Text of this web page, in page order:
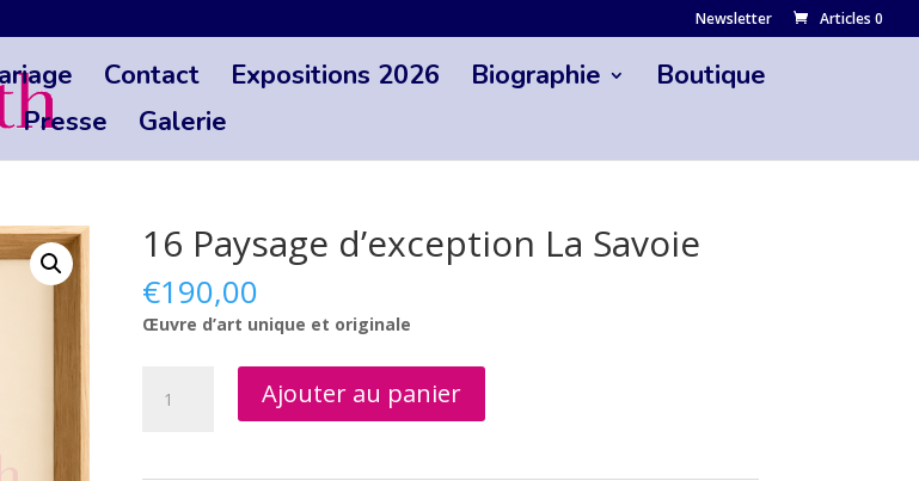
Newsletter Articles 0
Contact Expositions 2026 Biographie
Boutique
Presse Galerie
16 Paysage d’exception La Savoie
€190,00
Œuvre d’art unique et originale
Ajouter au panier